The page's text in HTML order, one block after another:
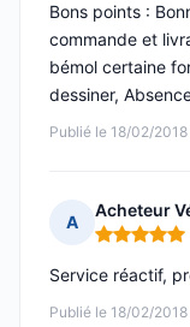
Publié le 18/02/
Bons points :
commande et
bémol certaine
dessiner,
A
Acheteur
Note : 5 sur
Publié le 18/02/
Service réactif,